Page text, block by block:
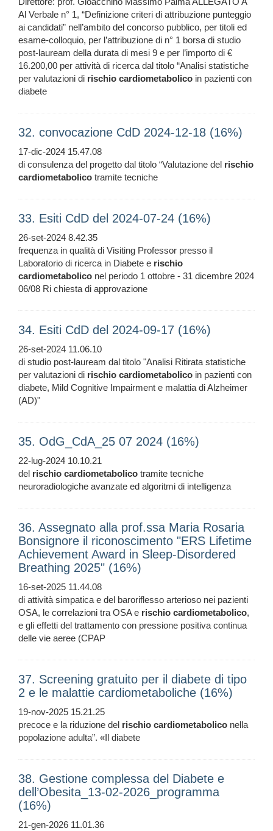
Al Verbale n° 1, “Definizione criteri di attribuzione punteggio
ai candidati” nell’ambito del concorso pubblico, per titoli ed
esame-colloquio, per l’attribuzione di n° 1 borsa di studio
post-lauream della durata di mesi 9 e per l’importo di €
16.200,00 per attività di ricerca dal titolo “Analisi statistiche
per valutazioni di rischio cardiometabolico in pazienti con
diabete
32. convocazione CdD 2024-12-18 (16%)
17-dic-2024 15.47.08
di consulenza del progetto dal titolo “Valutazione del rischio
cardiometabolico tramite tecniche
33. Esiti CdD del 2024-07-24 (16%)
26-set-2024 8.42.35
frequenza in qualità di Visiting Professor presso il
Laboratorio di ricerca in Diabete e rischio
cardiometabolico nel periodo 1 ottobre - 31 dicembre 2024
06/08 Ri chiesta di approvazione
34. Esiti CdD del 2024-09-17 (16%)
26-set-2024 11.06.10
di studio post-lauream dal titolo "Analisi Ritirata statistiche
per valutazioni di rischio cardiometabolico in pazienti con
diabete, Mild Cognitive Impairment e malattia di Alzheimer
(AD)"
35. OdG_CdA_25 07 2024 (16%)
22-lug-2024 10.10.21
del rischio cardiometabolico tramite tecniche
neuroradiologiche avanzate ed algoritmi di intelligenza
36. Assegnato alla prof.ssa Maria Rosaria
Bonsignore il riconoscimento "ERS Lifetime
Achievement Award in Sleep-Disordered
Breathing 2025" (16%)
16-set-2025 11.44.08
di attività simpatica e del baroriflesso arterioso nei pazienti
OSA, le correlazioni tra OSA e rischio cardiometabolico,
e gli effetti del trattamento con pressione positiva continua
delle vie aeree (CPAP
37. Screening gratuito per il diabete di tipo
2 e le malattie cardiometaboliche (16%)
19-nov-2025 15.21.25
precoce e la riduzione del rischio cardiometabolico nella
popolazione adulta”. «Il diabete
38. Gestione complessa del Diabete e
dell’Obesita_13-02-2026_programma
(16%)
21-gen-2026 11.01.36